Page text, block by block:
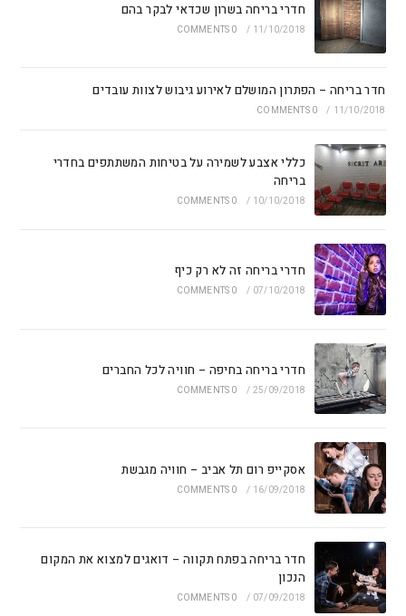
חדרי בריחה בשרון שכדאי לבקר בהם
11/10/2018
/
0 COMMENTS
חדר בריחה – הפתרון המושלם לאירוע גיבוש לצוות עובדים
11/10/2018
/
0 COMMENTS
כללי אצבע לשמירה על בטיחות המשתתפים בחדרי
בריחה
10/10/2018
/
0 COMMENTS
חדרי בריחה זה לא רק כיף
07/10/2018
/
0 COMMENTS
חדרי בריחה בחיפה – חוויה לכל החברים
25/09/2018
/
0 COMMENTS
אסקייפ רום תל אביב – חוויה מגבשת
16/09/2018
/
0 COMMENTS
חדר בריחה בפתח תקווה – דואגים למצוא את המקום
הנכון
07/09/2018
/
0 COMMENTS